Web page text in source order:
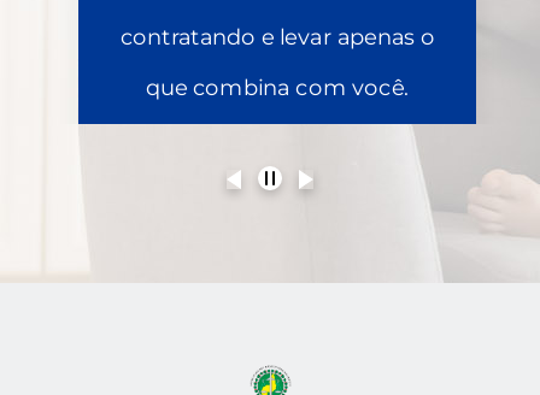
contratando e levar apenas o
que combina com você.